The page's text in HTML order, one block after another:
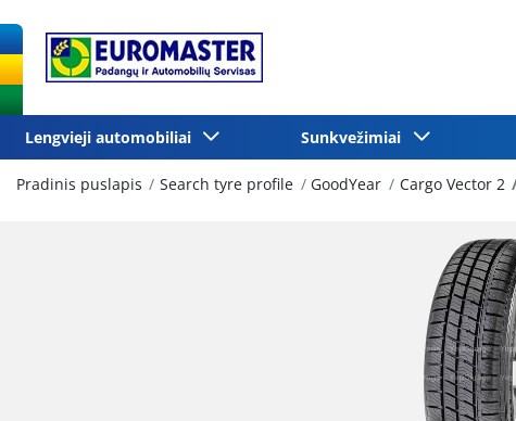
Lengvieji automobiliai Sunkvežimiai
Pradinis puslapis Search tyre profile GoodYear Cargo Vector 2